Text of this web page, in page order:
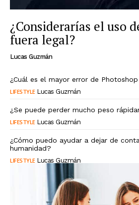
¿Considerarías el uso
fuera legal?
Lucas Guzmán
¿Cuál es el mayor error de
LIFESTYLE Lucas Guzmán
¿Se puede perder mucho peso
LIFESTYLE Lucas Guzmán
¿Cómo puedo ayudar a dejar de
humanidad?
LIFESTYLE Lucas Guzmán